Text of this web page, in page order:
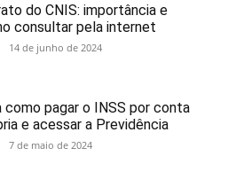
do CNIS: importância e
consultar pela internet
14 de junho de 2024
como pagar o INSS por conta
e acessar a Previdência
7 de maio de 2024